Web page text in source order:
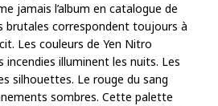
jamais l’album en catalogue de
brutales correspondent toujours à
Les couleurs de Yen Nitro
illuminent les nuits. Les
silhouettes. Le rouge du sang
sombres. Cette palette